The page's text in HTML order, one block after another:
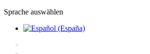
Sprache auswählen